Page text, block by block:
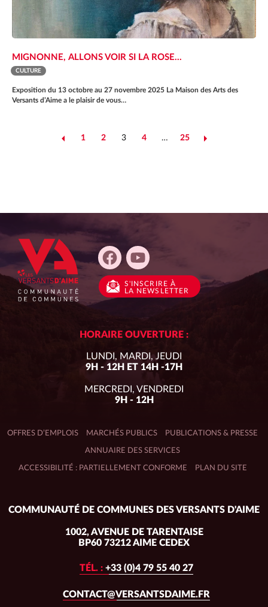
MIGNONNE, ALLONS VOIR SI LA ROSE…
CULTURE
Exposition du 13 octobre au 27 novembre 2025 La Maison des Arts des
Versants d’Aime a le plaisir de vous…
Précédent
1 2 3 4 … 25
Suivant
HORAIRE OUVERTURE :
LUNDI, MARDI, JEUDI
9H - 12H ET 14H -17H
MERCREDI, VENDREDI
9H - 12H
OFFRES D’EMPLOIS MARCHÉS PUBLICS PUBLICATIONS & PRESSE
ANNUAIRE DES SERVICES
ACCESSIBILITÉ : PARTIELLEMENT CONFORME PLAN DU SITE
S'INSCRIRE À
LA NEWSLETTER
Adresse
COMMUNAUTÉ DE COMMUNES DES VERSANTS D'AIME
1002, AVENUE DE TARENTAISE
BP60 73212 AIME CEDEX
TÉL. :+33 (0)4 79 55 40 27
CONTACT@VERSANTSDAIME.FR